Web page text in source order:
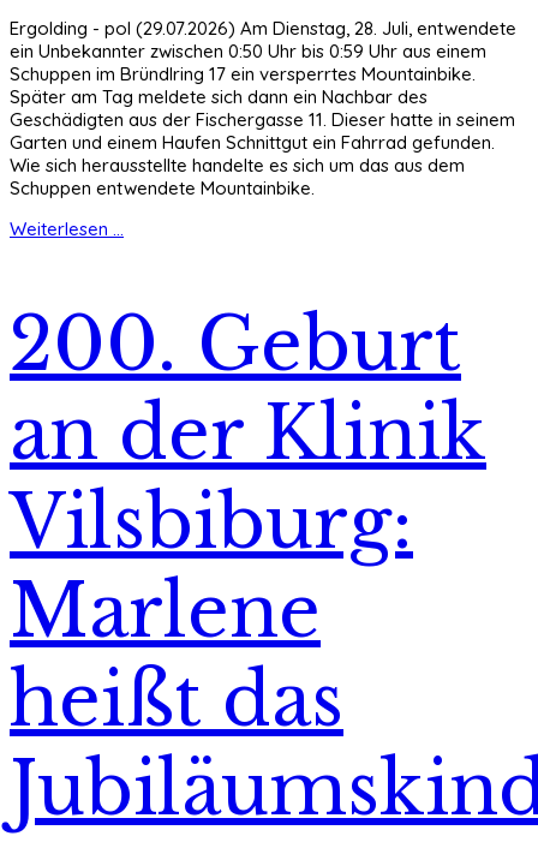
Ergolding - pol (29.07.2026) Am Dienstag, 28. Juli, entwendete
ein Unbekannter zwischen 0:50 Uhr bis 0:59 Uhr aus einem
Schuppen im Bründlring 17 ein versperrtes Mountainbike.
Später am Tag meldete sich dann ein Nachbar des
Geschädigten aus der Fischergasse 11. Dieser hatte in seinem
Garten und einem Haufen Schnittgut ein Fahrrad gefunden.
Wie sich herausstellte handelte es sich um das aus dem
Schuppen entwendete Mountainbike.
Weiterlesen ...
200. Geburt
an der Klinik
Vilsbiburg:
Marlene
heißt das